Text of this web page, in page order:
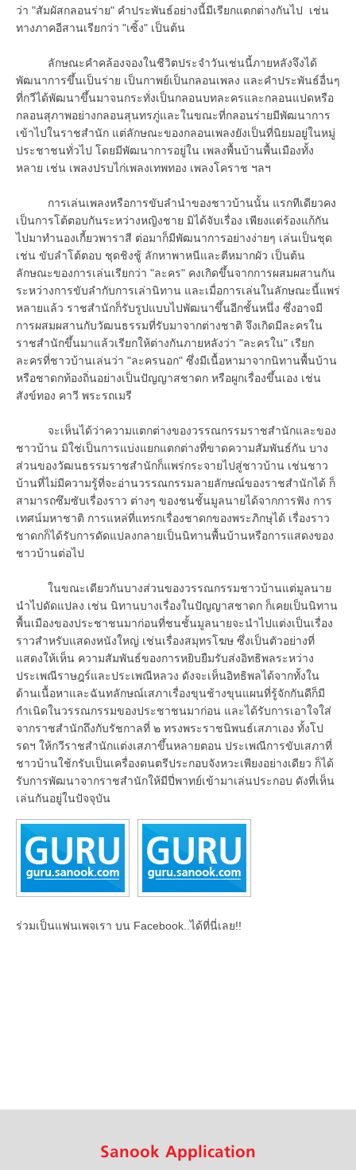
ว่า "สัมผัสกลอนร่าย" คำประพันธ์อย่างนี้มีเรียกแตกต่างกันไป เช่น
ทางภาคอีสานเรียกว่า "เซิ้ง" เป็นต้น
ลักษณะคำคล้องจองในชีวิตประจำวันเช่นนี้ภายหลังจึงได้
พัฒนาการขึ้นเป็นร่าย เป็นกาพย์เป็นกลอนเพลง และคำประพันธ์อื่นๆ
ที่กวีได้พัฒนาขึ้นมาจนกระทั่งเป็นกลอนบทละครและกลอนแปดหรือ
กลอนสุภาพอย่างกลอนสุนทรภู่และในขณะที่กลอนร่ายมีพัฒนาการ
เข้าไปในราชสำนัก แต่ลักษณะของกลอนเพลงยังเป็นที่นิยมอยู่ในหมู่
ประชาชนทั่วไป โดยมีพัฒนาการอยู่ใน เพลงพื้นบ้านพื้นเมืองทั้ง
หลาย เช่น เพลงปรบไก่เพลงเทพทอง เพลงโคราช ฯลฯ
การเล่นเพลงหรือการขับลำนำของชาวบ้านนั้น แรกทีเดียวคง
เป็นการโต้ตอบกันระหว่างหญิงชาย มิได้จับเรื่อง เพียงแต่ร้องแก้กัน
ไปมาทำนองเกี้ยวพาราสี ต่อมาก็มีพัฒนาการอย่างง่ายๆ เล่นเป็นชุด
เช่น ขับลำโต้ตอบ ชุดชิงชู้ ลักหาพาหนีและตีหมากผัว เป็นต้น
ลักษณะของการเล่นเรียกว่า "ละคร" คงเกิดขึ้นจากการผสมผสานกัน
ระหว่างการขับลำกับการเล่านิทาน และเมื่อการเล่นในลักษณะนี้แพร่
หลายแล้ว ราชสำนักก็รับรูปแบบไปพัฒนาขึ้นอีกชั้นหนึ่ง ซึ่งอาจมี
การผสมผสานกับวัฒนธรรมที่รับมาจากต่างชาติ จึงเกิดมีละครใน
ราชสำนักขึ้นมาแล้วเรียกให้ต่างกันภายหลังว่า "ละครใน" เรียก
ละครที่ชาวบ้านเล่นว่า "ละครนอก" ซึ่งมีเนื้อหามาจากนิทานพื้นบ้าน
หรือชาดกท้องถิ่นอย่างเป็นปัญญาสชาดก หรือผูกเรื่องขึ้นเอง เช่น
สังข์ทอง คาวี พระรถเมรี
จะเห็นได้ว่าความแตกต่างของวรรณกรรมราชสำนักและของ
ชาวบ้าน มิใช่เป็นการแบ่งแยกแตกต่างที่ขาดความสัมพันธ์กัน บาง
ส่วนของวัฒนธรรมราชสำนักก็แพร่กระจายไปสู่ชาวบ้าน เช่นชาว
บ้านที่ไม่มีความรู้ที่จะอ่านวรรณกรรมลายลักษณ์ของราชสำนักได้ ก็
สามารถซึมซับเรื่องราว ต่างๆ ของชนชั้นมูลนายได้จากการฟัง การ
เทศน์มหาชาติ การแหล่ที่แทรกเรื่องชาดกของพระภิกษุได้ เรื่องราว
ชาดกก็ได้รับการดัดแปลงกลายเป็นนิทานพื้นบ้านหรือการแสดงของ
ชาวบ้านต่อไป
ในขณะเดียวกันบางส่วนของวรรณกรรมชาวบ้านแต่มูลนาย
นำไปดัดแปลง เช่น นิทานบางเรื่องในปัญญาสชาดก ก็เคยเป็นนิทาน
พื้นเมืองของประชาชนมาก่อนที่ชนชั้นมูลนายจะนำไปแต่งเป็นเรื่อง
ราวสำหรับแสดงหนังใหญ่ เช่นเรื่องสมุทรโฆษ ซึ่งเป็นตัวอย่างที่
แสดงให้เห็น ความสัมพันธ์ของการหยิบยืมรับส่งอิทธิพลระหว่าง
ประเพณีราษฎร์และประเพณีหลวง ดังจะเห็นอิทธิพลได้จากทั้งใน
ด้านเนื้อหาและฉันทลักษณ์เสภาเรื่องขุนช้างขุนแผนที่รู้จักกันดีก็มี
กำเนิดในวรรณกรรมของประชาชนมาก่อน และได้รับการเอาใจใส่
จากราชสำนักถึงกับรัชกาลที่ ๒ ทรงพระราชนิพนธ์เสภาเอง ทั้งโป
รดฯ ให้กวีราชสำนักแต่งเสภาขึ้นหลายตอน ประเพณีการขับเสภาที่
ชาวบ้านใช้กรับเป็นเครื่องดนตรีประกอบจังหวะเพียงอย่างเดียว ก็ได้
รับการพัฒนาจากราชสำนักให้มีปี่พาทย์เข้ามาเล่นประกอบ ดังที่เห็น
เล่นกันอยู่ในปัจจุบัน
ร่วมเป็นแฟนเพจเรา บน Facebook..ได้ที่นี่เลย!!
Sanook Application